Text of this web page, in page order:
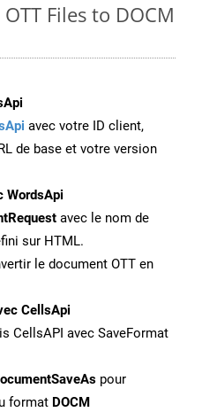
Files to DOCM
avec votre ID client,
de base et votre version
WordsApi
avec le nom de
sur HTML.
le document OTT en
CellsApi
CellsAPI avec SaveFormat
pour
format DOCM